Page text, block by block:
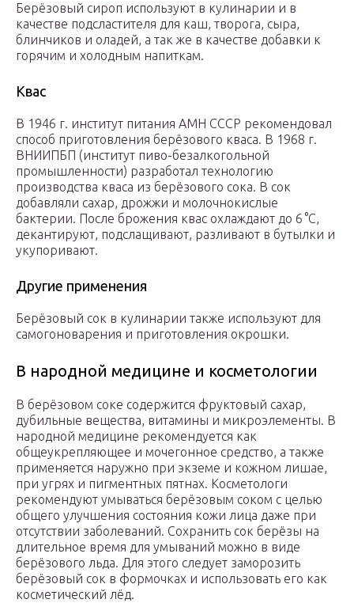
Берёзовый сироп используют в кулинарии и в
качестве подсластителя для каш, творога, сыра,
блинчиков и оладей, а так же в качестве добавки к
горячим и холодным напиткам.
Квас
В 1946 г. институт питания АМН СССР рекомендовал
способ приготовления берёзового кваса. В 1968 г.
ВНИИПБП (институт пиво-безалкогольной
промышленности) разработал технологию
производства кваса из берёзового сока. В сок
добавляли сахар, дрожжи и молочнокислые
бактерии. После брожения квас охлаждают до 6 °C,
декантируют, подслащивают, разливают в бутылки и
укупоривают.
Другие применения
Берёзовый сок в кулинарии также используют для
самогоноварения и приготовления окрошки.
В народной медицине и косметологии
В берёзовом соке содержится фруктовый сахар,
дубильные вещества, витамины и микроэлементы. В
народной медицине рекомендуется как
общеукрепляющее и мочегонное средство, а также
применяется наружно при экземе и кожном лишае,
при угрях и пигментных пятнах. Косметологи
рекомендуют умываться берёзовым соком с целью
общего улучшения состояния кожи лица даже при
отсутствии заболеваний. Сохранить сок берёзы на
длительное время для умываний можно в виде
берёзового льда. Для этого следует заморозить
берёзовый сок в формочках и использовать его как
косметический лёд.